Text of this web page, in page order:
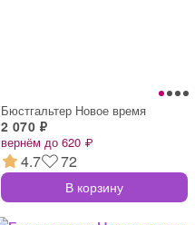
Бюстгальтер Новое время
2 070 ₽
вернём до 620 ₽
4.7 72
В корзину